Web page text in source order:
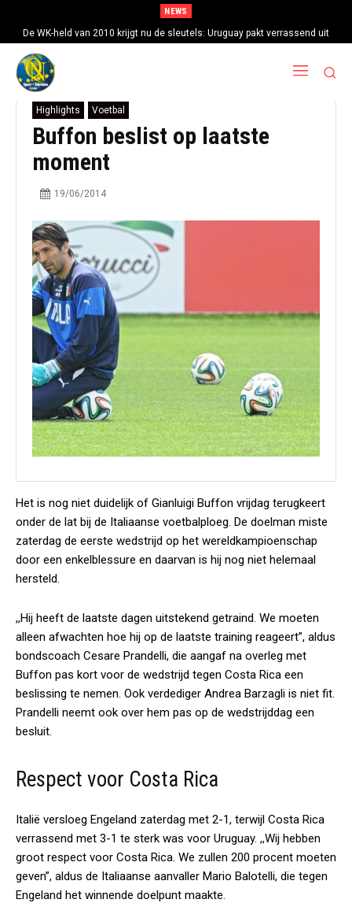
NEWS
De WK-held van 2010 krijgt nu de sleutels: Uruguay pakt verrassend uit
met Diego Forlan als nieuwe bondscoach
Highlights Voetbal
Buffon beslist op laatste
moment
19/06/2014
Het is nog niet duidelijk of Gianluigi Buffon vrijdag terugkeert
onder de lat bij de Italiaanse voetbalploeg. De doelman miste
zaterdag de eerste wedstrijd op het wereldkampioenschap
door een enkelblessure en daarvan is hij nog niet helemaal
hersteld.
,,Hij heeft de laatste dagen uitstekend getraind. We moeten
alleen afwachten hoe hij op de laatste training reageert”, aldus
bondscoach Cesare Prandelli, die aangaf na overleg met
Buffon pas kort voor de wedstrijd tegen Costa Rica een
beslissing te nemen. Ook verdediger Andrea Barzagli is niet fit.
Prandelli neemt ook over hem pas op de wedstrijddag een
besluit.
Respect voor Costa Rica
Italië versloeg Engeland zaterdag met 2-1, terwijl Costa Rica
verrassend met 3-1 te sterk was voor Uruguay. ,,Wij hebben
groot respect voor Costa Rica. We zullen 200 procent moeten
geven”, aldus de Italiaanse aanvaller Mario Balotelli, die tegen
Engeland het winnende doelpunt maakte.